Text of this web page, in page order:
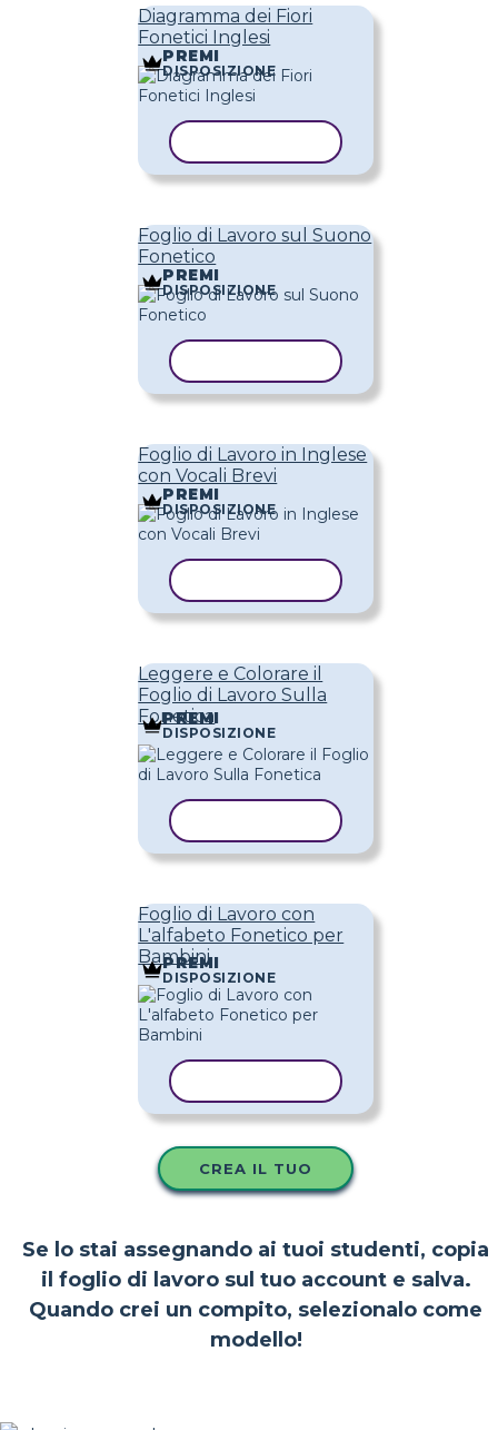
Diagramma dei Fiori
Fonetici Inglesi
PREMI
DISPOSIZIONE
Foglio di Lavoro sul Suono
Fonetico
PREMI
DISPOSIZIONE
Foglio di Lavoro in Inglese
con Vocali Brevi
PREMI
DISPOSIZIONE
Leggere e Colorare il
Foglio di Lavoro Sulla
Fonetica
PREMI
DISPOSIZIONE
Foglio di Lavoro con
L'alfabeto Fonetico per
Bambini
PREMI
DISPOSIZIONE
CREA IL TUO
Se lo stai assegnando ai tuoi studenti, copia
il foglio di lavoro sul tuo account e salva.
Quando crei un compito, selezionalo come
modello!